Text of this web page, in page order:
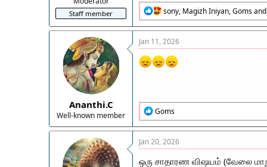
Staff member
R
e
a
c
t
i
o
sony, Magizh Iniyan,Goms
Ananthi.C
Well-known member
Jan 11, 2026
R
e
a
c
t
i
Goms
Jan 20, 2026
ஒரு சாதாரண விஷயம் (வேலை